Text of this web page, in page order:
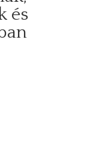
és